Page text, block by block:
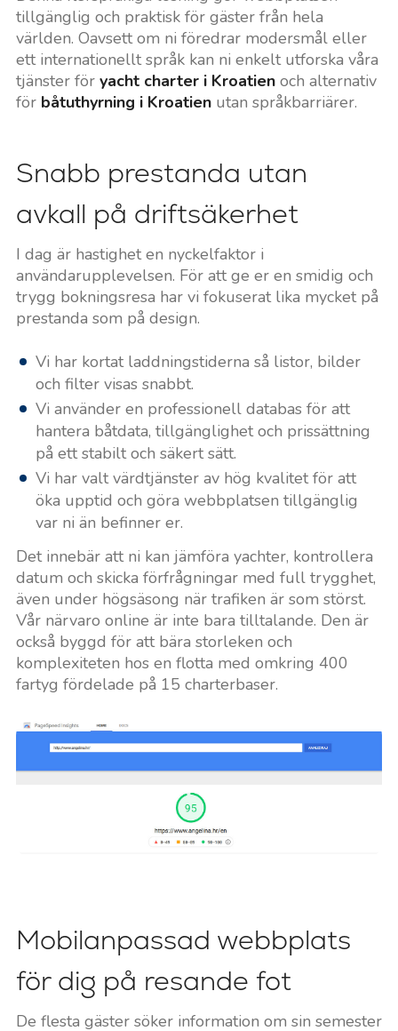
tillgänglig och praktisk för gäster från hela
världen. Oavsett om ni föredrar modersmål eller
ett internationellt språk kan ni enkelt utforska våra
tjänster för yacht charter i Kroatienoch alternativ
för båtuthyrning i Kroatienutan språkbarriärer.
Snabb prestanda utan
avkall på driftsäkerhet
I dag är hastighet en nyckelfaktor i
användarupplevelsen. För att ge er en smidig och
trygg bokningsresa har vi fokuserat lika mycket på
prestanda som på design.
Vi har kortat laddningstiderna så listor, bilder
och filter visas snabbt.
Vi använder en professionell databas för att
hantera båtdata, tillgänglighet och prissättning
på ett stabilt och säkert sätt.
Vi har valt värdtjänster av hög kvalitet för att
öka upptid och göra webbplatsen tillgänglig
var ni än befinner er.
Det innebär att ni kan jämföra yachter, kontrollera
datum och skicka förfrågningar med full trygghet,
även under högsäsong när trafiken är som störst.
Vår närvaro online är inte bara tilltalande. Den är
också byggd för att bära storleken och
komplexiteten hos en flotta med omkring 400
fartyg fördelade på 15 charterbaser.
Mobilanpassad webbplats
för dig på resande fot
De flesta gäster söker information om sin semester